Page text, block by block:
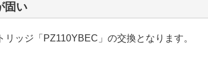
固い
リッジ「PZ110YBEC」の交換となります。